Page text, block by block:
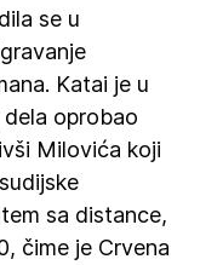
se u
Katai je u
oprobao
Milovića koji
sa distance,
čime je Crvena